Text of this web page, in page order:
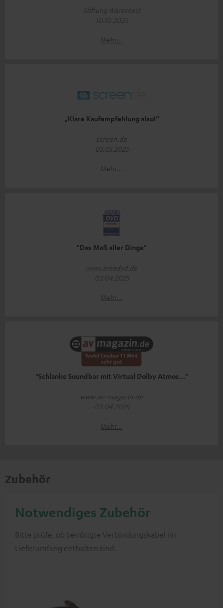
Stiftung Warentest
10.10.2025
Mehr...
„Klare Kaufempfehlung also!“
screen.de
05.05.2025
Mehr...
"Das Maß aller Dinge"
www.areadvd.de
03.04.2025
Mehr...
"Schlanke Soundbar mit Virtual Dolby Atmos..."
www.av-magazin.de
03.04.2025
Mehr...
Zubehör
Notwendiges Zubehör
Bitte prüfe, ob benötigte Verbindungskabel im
Lieferumfang enthalten sind.